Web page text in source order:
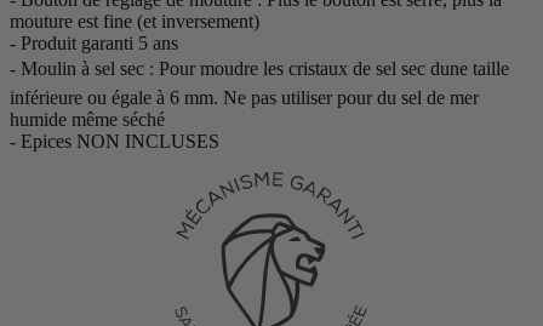
mouture est fine (et inversement)
- Produit garanti 5 ans
- Moulin à sel sec : Pour moudre les cristaux de sel sec dune taille
inférieure ou égale à 6 mm. Ne pas utiliser pour du sel de mer
humide même séché
- Epices NON INCLUSES